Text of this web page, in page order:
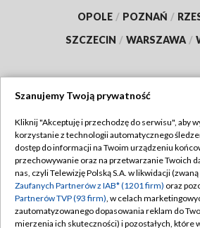
OPOLE / POZNAŃ /
SZCZECIN / WARSZAWA /
TVP
Abonament TVP
Emisja w TVP
Centrum informacji TVP
Regulamin TVP
Polityka
Moje zgody
Szanujemy Twoją prywatność
Kliknij "Akceptuję i przechodzę do serwisu", aby
korzystanie z technologii automatycznego
dostęp do informacji na Twoim urządzeniu
przechowywanie oraz na przetwarzanie Twoich
nas, czyli Telewizję Polską S.A. w likwidacji
Zaufanych Partnerów z IAB* (1201 firm) oraz
Partnerów TVP (93 firm), w celach
zautomatyzowanego dopasowania reklam do
mierzenia ich skuteczności) i pozostałych, które